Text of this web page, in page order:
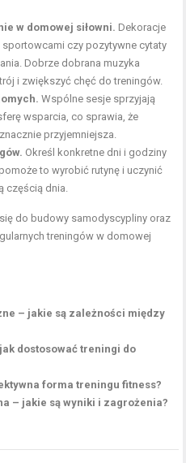
w domowej siłowni. Dekoracje
czy pozytywne cytaty
Dobrze dobrana muzyka
i zwiększyć chęć do treningów.
Wspólne sesje sprzyjają
wsparcia, co sprawia, że
przyjemniejsza.
Określ konkretne dni i godziny
to wyrobić rutynę i uczynić
częścią dnia.
do budowy samodyscypliny oraz
treningów w domowej
– jakie są zależności między
dostosować treningi do
forma treningu fitness?
– jakie są wyniki i zagrożenia?